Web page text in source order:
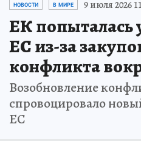
НОВОСТИ В МИРЕ 9 июля 2026
ЕК попыталась
ЕС из-за
конфликта
Возобновление
спровоцировало
ЕС